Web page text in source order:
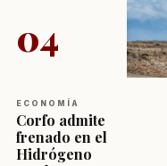
04
ECONOMÍA
Corfo admite
frenado en el
Hidrógeno